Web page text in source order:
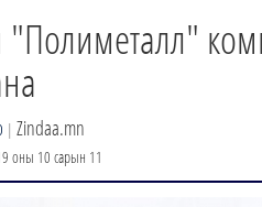
| Zindaa.mn
оны 10 сарын 11